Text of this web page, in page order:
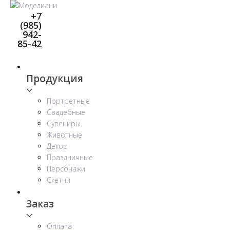
Перейти
контенту
+7
(985)
942-
85-42
Продукция
Портретные
Свадебные
Сувениры
Животные
Декор
Праздничные
Персонажи
Скетчи
Заказ
Оплата